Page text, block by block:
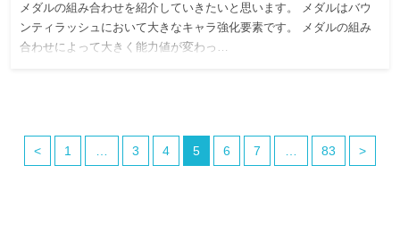
メダルの組み合わせを紹介していきたいと思います。 メダルはバウ
ンティラッシュにおいて大きなキャラ強化要素です。 メダルの組み
合わせによって大きく能力値が変わっ…
< 1 … 3 4 5 6 7 … 83 >